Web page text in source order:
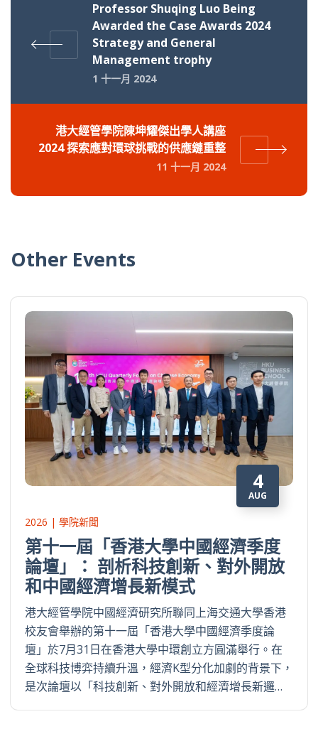
Professor Shuqing Luo Being
Awarded the Case Awards 2024
Strategy and General
Management trophy
1 十一月 2024
港大經管學院陳坤耀傑出學人講座
2024 探索應對環球挑戰的供應鏈重整
11 十一月 2024
Other Events
4
AUG
2026 | 學院新聞
第十一屆「香港大學中國經濟季度
論壇」： 剖析科技創新、對外開放
和中國經濟增長新模式
港大經管學院中國經濟研究所聯同上海交通大學香港
校友會舉辦的第十一屆「香港大學中國經濟季度論
壇」於7月31日在香港大學中環創立方圓滿舉行。在
全球科技博弈持續升溫，經濟K型分化加劇的背景下，
是次論壇以「科技創新、對外開放和經濟增長新邏…